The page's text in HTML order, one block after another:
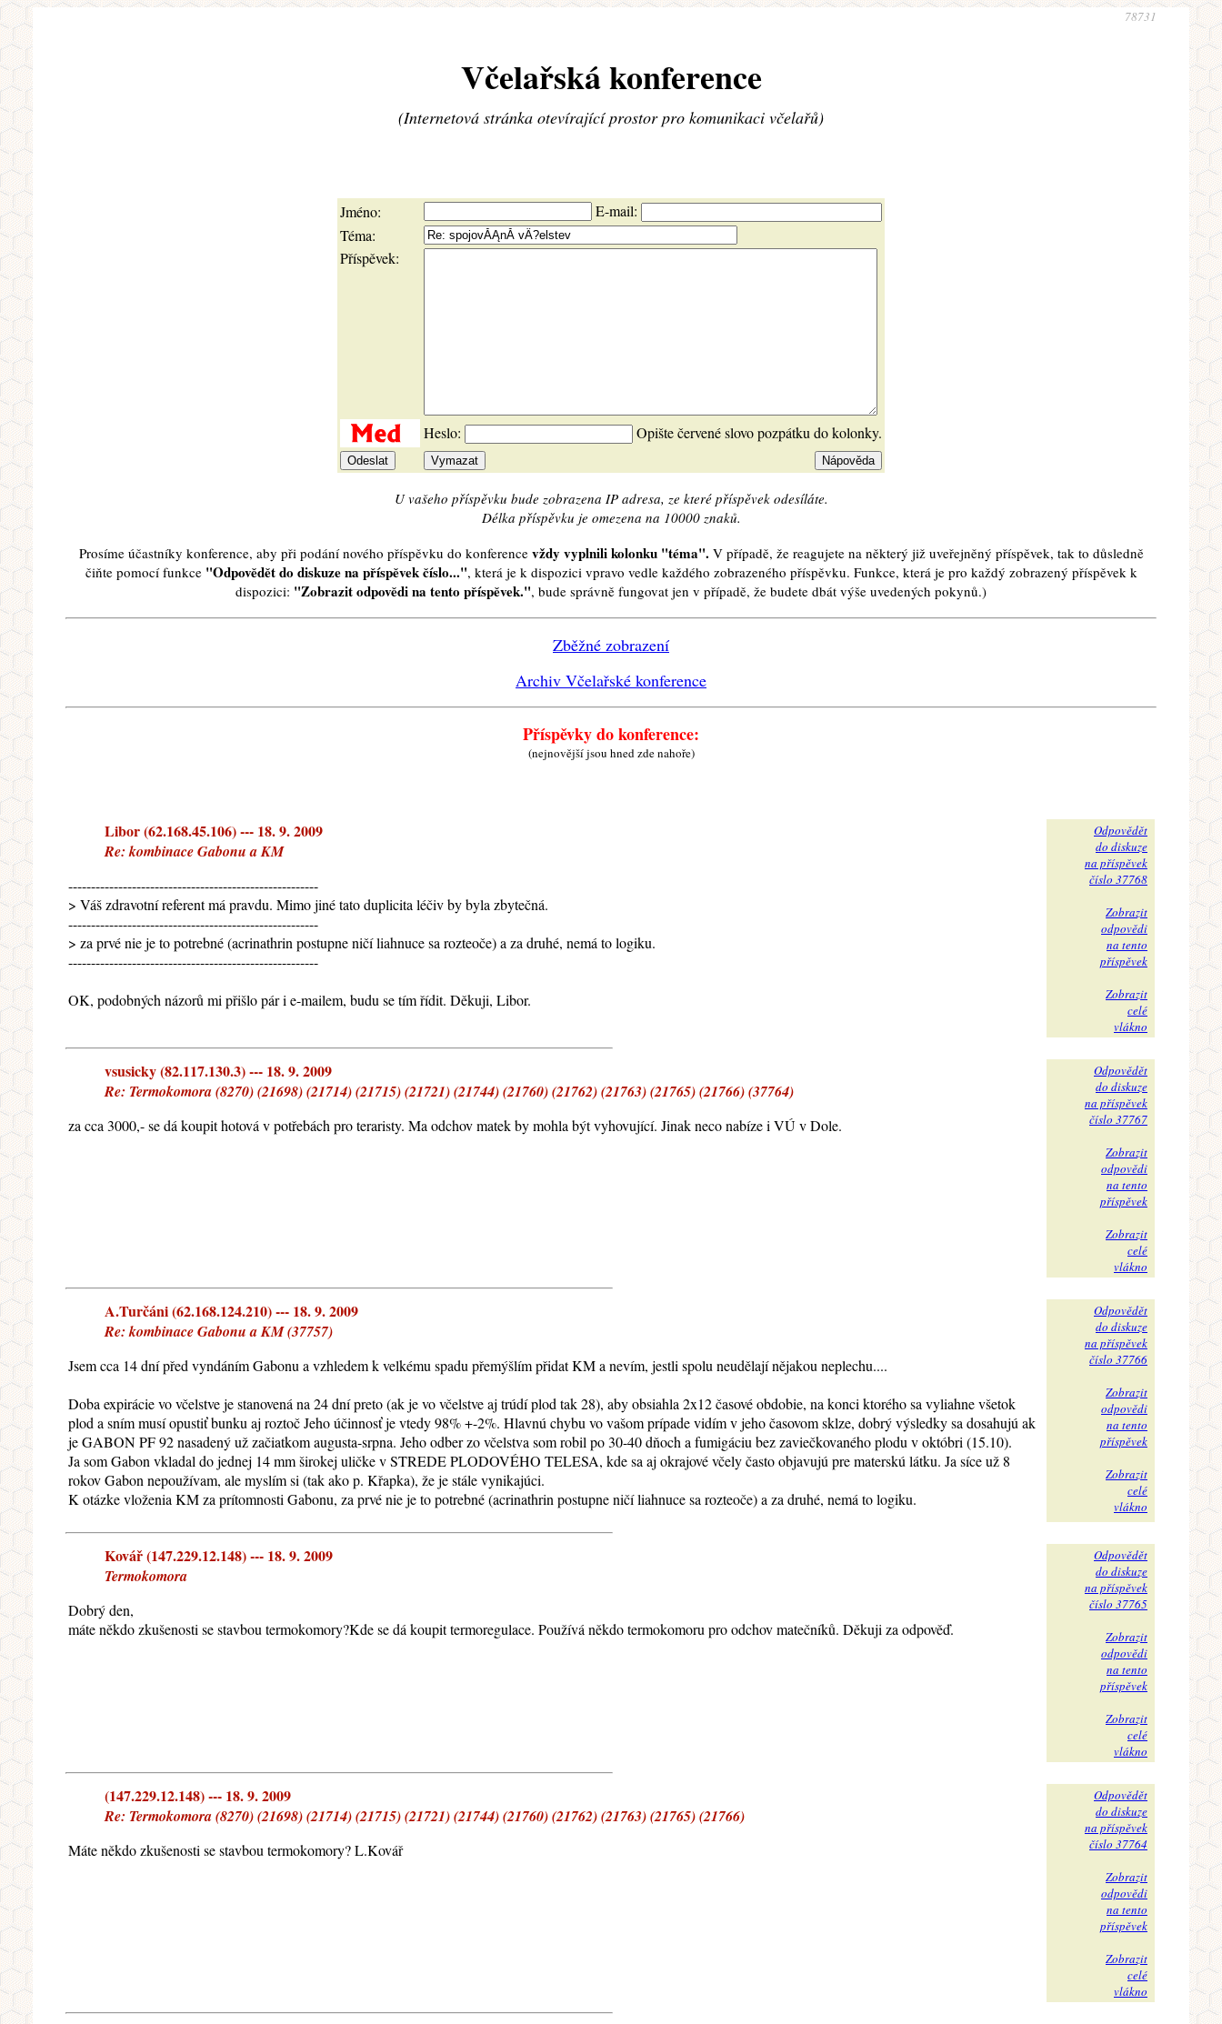
78731
Včelařská konference
(Internetová stránka otevírající prostor pro komunikaci včelařů)
Jméno:
E-mail:
Téma:
Příspěvek:
Heslo: Opište červené slovo pozpátku do kolonky.
U vašeho příspěvku bude zobrazena IP adresa, ze které příspěvek odesíláte.
Délka příspěvku je omezena na 10000 znaků.
Prosíme účastníky konference, aby při podání nového příspěvku do konference vždy vyplnili kolonku "téma". V případě, že reagujete na některý již uveřejněný příspěvek, tak to důsledně
čiňte pomocí funkce "Odpovědět do diskuze na příspěvek číslo...", která je k dispozici vpravo vedle každého zobrazeného příspěvku. Funkce, která je pro každý zobrazený příspěvek k
dispozici: "Zobrazit odpovědi na tento příspěvek.", bude správně fungovat jen v případě, že budete dbát výše uvedených pokynů.)
Zběžné zobrazení
Archiv Včelařské konference
Příspěvky do konference:
(nejnovější jsou hned zde nahoře)
Libor (62.168.45.106) --- 18. 9. 2009
Re: kombinace Gabonu a KM
-------------------------------------------------------
> Váš zdravotní referent má pravdu. Mimo jiné tato duplicita léčiv by byla zbytečná.
-------------------------------------------------------
> za prvé nie je to potrebné (acrinathrin postupne ničí liahnuce sa rozteoče) a za druhé, nemá to logiku.
-------------------------------------------------------
OK, podobných názorů mi přišlo pár i e-mailem, budu se tím řídit. Děkuji, Libor.
Odpovědět
do diskuze
na příspěvek
číslo 37768
Zobrazit
odpovědi
na tento
příspěvek
Zobrazit
celé
vlákno
vsusicky (82.117.130.3) --- 18. 9. 2009
Re: Termokomora (8270) (21698) (21714) (21715) (21721) (21744) (21760) (21762) (21763) (21765) (21766) (37764)
za cca 3000,- se dá koupit hotová v potřebách pro teraristy. Ma odchov matek by mohla být vyhovující. Jinak neco nabíze i VÚ v Dole.
Odpovědět
do diskuze
na příspěvek
číslo 37767
Zobrazit
odpovědi
na tento
příspěvek
Zobrazit
celé
vlákno
A.Turčáni (62.168.124.210) --- 18. 9. 2009
Re: kombinace Gabonu a KM (37757)
Jsem cca 14 dní před vyndáním Gabonu a vzhledem k velkému spadu přemýšlím přidat KM a nevím, jestli spolu neudělají nějakou neplechu....
Doba expirácie vo včelstve je stanovená na 24 dní preto (ak je vo včelstve aj trúdí plod tak 28), aby obsiahla 2x12 časové obdobie, na konci ktorého sa vyliahne všetok
plod a sním musí opustiť bunku aj roztoč Jeho účinnosť je vtedy 98% +-2%. Hlavnú chybu vo vašom prípade vidím v jeho časovom sklze, dobrý výsledky sa dosahujú ak
je GABON PF 92 nasadený už začiatkom augusta-srpna. Jeho odber zo včelstva som robil po 30-40 dňoch a fumigáciu bez zaviečkovaného plodu v októbri (15.10).
Ja som Gabon vkladal do jednej 14 mm širokej uličke v STREDE PLODOVÉHO TELESA, kde sa aj okrajové včely často objavujú pre materskú látku. Ja síce už 8
rokov Gabon nepoužívam, ale myslím si (tak ako p. Křapka), že je stále vynikajúci.
K otázke vloženia KM za prítomnosti Gabonu, za prvé nie je to potrebné (acrinathrin postupne ničí liahnuce sa rozteoče) a za druhé, nemá to logiku.
Odpovědět
do diskuze
na příspěvek
číslo 37766
Zobrazit
odpovědi
na tento
příspěvek
Zobrazit
celé
vlákno
Kovář (147.229.12.148) --- 18. 9. 2009
Termokomora
Dobrý den,
máte někdo zkušenosti se stavbou termokomory?Kde se dá koupit termoregulace. Používá někdo termokomoru pro odchov matečníků. Děkuji za odpověď.
Odpovědět
do diskuze
na příspěvek
číslo 37765
Zobrazit
odpovědi
na tento
příspěvek
Zobrazit
celé
vlákno
(147.229.12.148) --- 18. 9. 2009
Re: Termokomora (8270) (21698) (21714) (21715) (21721) (21744) (21760) (21762) (21763) (21765) (21766)
Máte někdo zkušenosti se stavbou termokomory? L.Kovář
Odpovědět
do diskuze
na příspěvek
číslo 37764
Zobrazit
odpovědi
na tento
příspěvek
Zobrazit
celé
vlákno